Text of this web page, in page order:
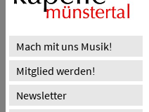
Mach mit uns Musik!
Mitglied werden!
Newsletter